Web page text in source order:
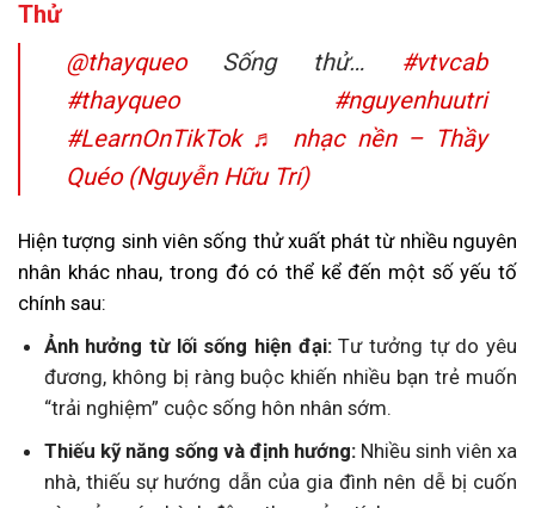
Thử
@thayqueoSống thử… #vtvcab
#thayqueo
#nguyenhuutri
#LearnOnTikTok ♬ nhạc nền – Thầy
Quéo (Nguyễn Hữu Trí)
Hiện tượng sinh viên sống thử xuất phát từ nhiều nguyên
nhân khác nhau, trong đó có thể kể đến một số yếu tố
chính sau:
Ảnh hưởng từ lối sống hiện đại:Tư tưởng tự do yêu
đương, không bị ràng buộc khiến nhiều bạn trẻ muốn
“trải nghiệm” cuộc sống hôn nhân sớm.
Thiếu kỹ năng sống và định hướng:Nhiều sinh viên xa
nhà, thiếu sự hướng dẫn của gia đình nên dễ bị cuốn